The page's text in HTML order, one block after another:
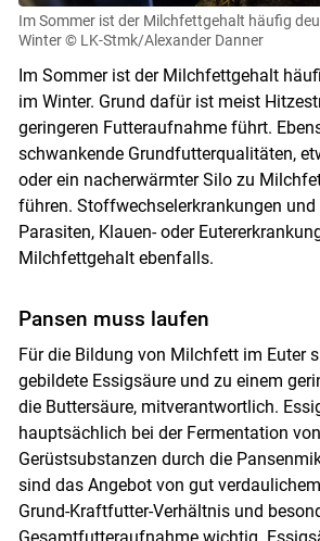
Im Sommer ist der Milchfettgehalt häufig
Winter © LK-Stmk/Alexander Danner
Im Sommer ist der Milchfettgehalt
im Winter. Grund dafür ist meist
geringeren Futteraufnahme führt.
schwankende Grundfutterqualitäten,
oder ein nacherwärmter Silo zu
führen. Stoffwechselerkrankungen
Parasiten, Klauen- oder
Milchfettgehalt ebenfalls.
Pansen muss laufen
Für die Bildung von Milchfett im Euter
gebildete Essigsäure und zu einem
die Buttersäure, mitverantwortlich.
hauptsächlich bei der Fermentation
Gerüstsubstanzen durch die
sind das Angebot von gut
Grund-Kraftfutter-Verhältnis und